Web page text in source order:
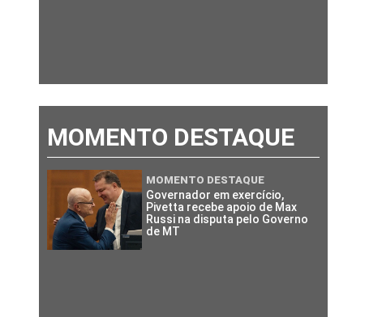
MOMENTO DESTAQUE
MOMENTO DESTAQUE
Governador em exercício,
Pivetta recebe apoio de Max
Russi na disputa pelo Governo
de MT